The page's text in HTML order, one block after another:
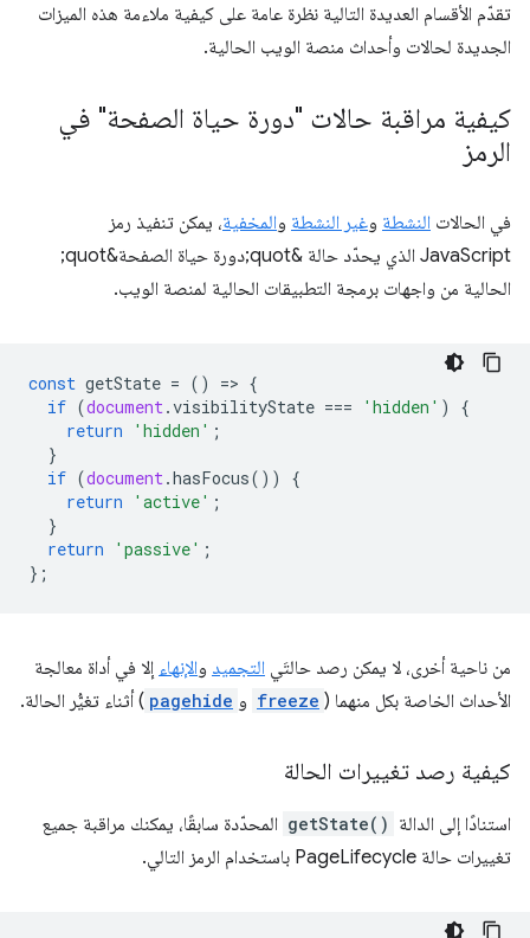
تقدّم الأقسام العديدة التالية نظرة عامة على كيفية ملاءمة هذه الميزات
الجديدة لحالات وأحداث منصة الويب الحالية.
كيفية مراقبة حالات "دورة حياة الصفحة" في
الرمز
في الحالات النشطة وغير النشطة والمخفية، يمكن تنفيذ رمز
JavaScript الذي يحدّد حالة &quot;دورة حياة الصفحة&quot;
الحالية من واجهات برمجة التطبيقات الحالية لمنصة الويب.
const getState = () => {
if (document .visibilityState === 'hidden' )
{
return
'hidden' ;
}
if (document .hasFocus())
{
return
'active' ;
}
return
'passive' ;
};
من ناحية أخرى، لا يمكن رصد حالتَي التجميد والإنهاء إلا في أداة معالجة
الأحداث الخاصة بكل منهما ( freeze و pagehide ) أثناء تغيُّر الحالة.
كيفية رصد تغييرات الحالة
استنادًا إلى الدالة getState() المحدّدة سابقًا، يمكنك مراقبة جميع
تغييرات حالة PageLifecycle باستخدام الرمز التالي.